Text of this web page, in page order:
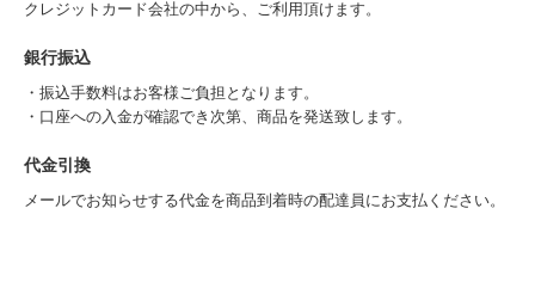
クレジットカード会社の中から、ご利用頂けます。
銀行振込
・振込手数料はお客様ご負担となります。
・口座への入金が確認でき次第、商品を発送致します。
代金引換
メールでお知らせする代金を商品到着時の配達員にお支払ください。